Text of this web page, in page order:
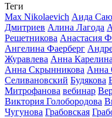
Теги
Max Nikolaevich Аида
Дмитриев Алина Лагода
Решетникова Анастасия
Ангелина Фаерберг
Журавлева Анна Карелина
Анна Скрынникова Анна
Селивановский Будякова
Митрофанова вебинар
Виктория Голобородова
Чугунова Грабовская